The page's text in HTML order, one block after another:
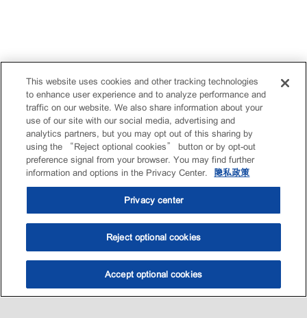
选油助手 查找门店
This website uses cookies and other tracking technologies
to enhance user experience and to analyze performance and
traffic on our website. We also share information about your
use of our site with our social media, advertising and
analytics partners, but you may opt out of this sharing by
using the “Reject optional cookies” button or by opt-out
preference signal from your browser. You may find further
information and options in the Privacy Center.
隐私政策
Privacy center
Reject optional cookies
Accept optional cookies